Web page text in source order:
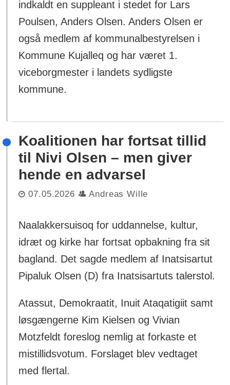
indkaldt en suppleant i stedet for Lars
Poulsen, Anders Olsen. Anders Olsen er
også medlem af kommunalbestyrelsen i
Kommune Kujalleq og har været 1.
viceborgmester i landets sydligste
kommune.
Koalitionen har fortsat tillid
til Nivi Olsen – men giver
hende en advarsel
07.05.2026 Andreas Wille
Naalakkersuisoq for uddannelse, kultur,
idræt og kirke har fortsat opbakning fra sit
bagland. Det sagde medlem af Inatsisartut
Pipaluk Olsen (D) fra Inatsisartuts talerstol.
Atassut, Demokraatit, Inuit Ataqatigiit samt
løsgængerne Kim Kielsen og Vivian
Motzfeldt foreslog nemlig at forkaste et
mistillidsvotum. Forslaget blev vedtaget
med flertal.